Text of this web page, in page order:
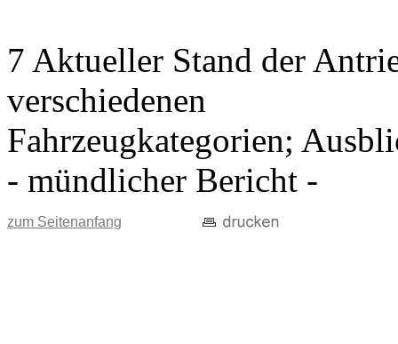
7 Aktueller Stand der
verschiedenen
Fahrzeugkategorien;
- mündlicher Bericht -
zum Seitenanfang